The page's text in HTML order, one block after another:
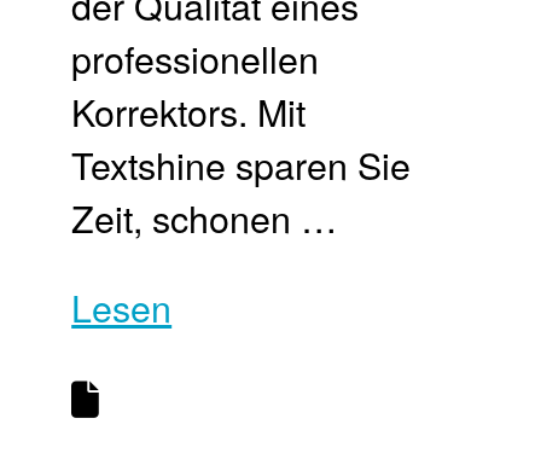
professionellen
Korrektors. Mit
Textshine sparen Sie
Zeit, schonen …
Lesen